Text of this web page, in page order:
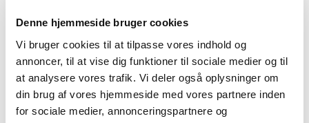
Denne hjemmeside bruger cookies
Vi bruger cookies til at tilpasse vores indhold og
annoncer, til at vise dig funktioner til sociale medier og til
at analysere vores trafik. Vi deler også oplysninger om
din brug af vores hjemmeside med vores partnere inden
for sociale medier, annonceringspartnere og
Emilia van Hauen bidrager med sociologiske og
nutidige perspektiver på relationer, fællesskaber og
sociale dynamikker, som giver deltagerne fælles
referencer og nye vinkler på netværkets betydning.
Trine Gregoriussupplerer med konkrete og